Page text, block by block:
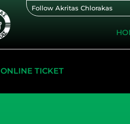
Follow Akritas Chlorakas
ONLINE TICKET